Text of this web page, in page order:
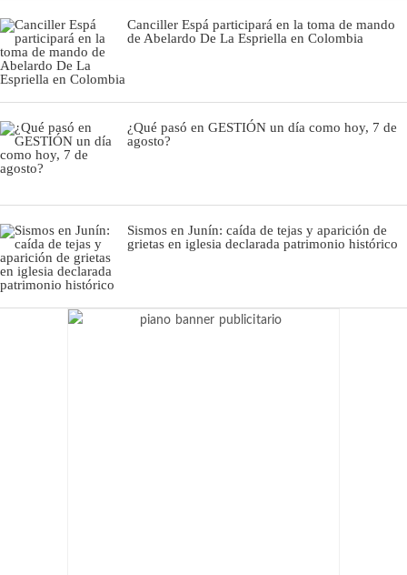
Canciller Espá participará en la toma de mando
de Abelardo De La Espriella en Colombia
¿Qué pasó en GESTIÓN un día como hoy, 7 de
agosto?
Sismos en Junín: caída de tejas y aparición de
grietas en iglesia declarada patrimonio histórico